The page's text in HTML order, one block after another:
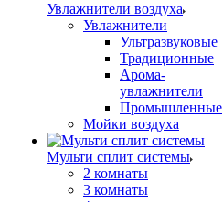
Увлажнители воздуха
Увлажнители
Ультразвуковые
Традиционные
Арома-
увлажнители
Промышленные
Мойки воздуха
Мульти сплит системы
2 комнаты
3 комнаты